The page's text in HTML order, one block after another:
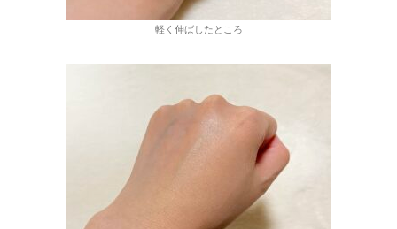
軽く伸ばしたところ